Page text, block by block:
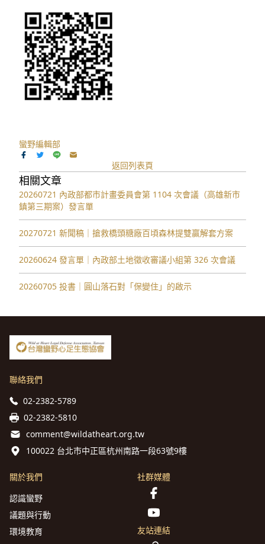
蠻野編輯部
返回列表頁
相關文章
20260721 內政部都市計畫委員會第 1104 次會議（高雄新市
鎮第三期案）發言單
20270721 新聞稿｜搶救橋頭糖廠百頃森林提雙贏解套方案
20260624 發言單｜內政部土地徵收審議小組第 326 次會議
20260705 投書｜圓山落石對「保變住」的啟示
聯絡我們
02-2382-5789
02-2382-5810
comment@wildatheart.org.tw
100022 台北市中正區杭州南路一段63號9樓
關於我們
認識蠻野
議題與行動
環境教育
社群媒體
友站連結